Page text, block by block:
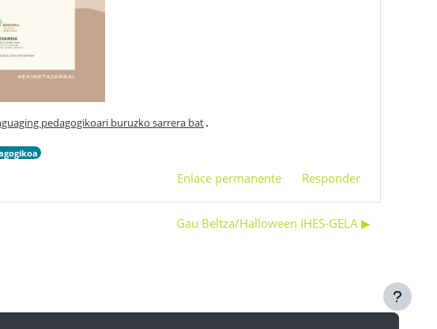
pedagogikoari buruzko sarrera bat .
Enlace permanente Responder
Gau Beltza/Halloween IHES-GELA ▶︎